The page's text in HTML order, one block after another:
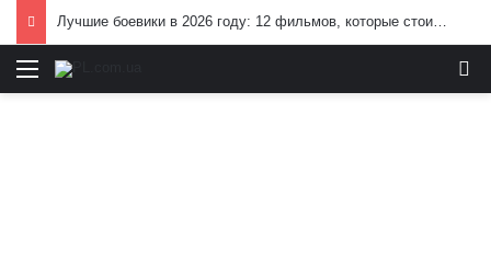
Лучшие боевики в 2026 году: 12 фильмов, которые стоит посмотреть
Меню